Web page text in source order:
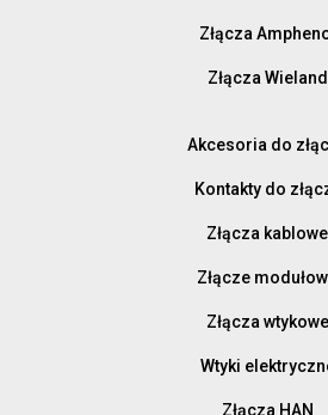
Złącza
Złącza Wieland
Akcesoria do
Kontakty do
Złącza kablowe
Złącze
Złącza wtykowe
Wtyki
Złącza HAN